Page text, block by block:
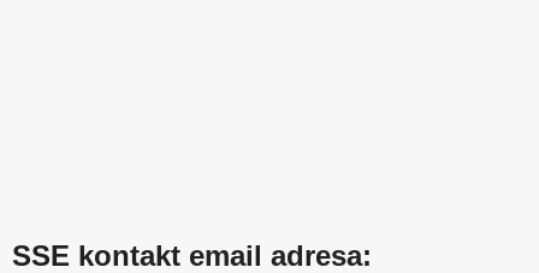
SSE kontakt email adresa: